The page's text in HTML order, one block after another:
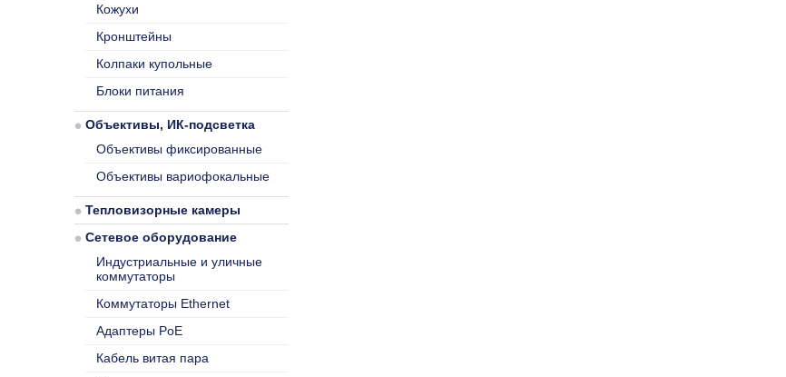
Кожухи
Кронштейны
Колпаки купольные
Блоки питания
Объективы, ИК-подсветка
Объективы фиксированные
Объективы вариофокальные
Тепловизорные камеры
Сетевое оборудование
Индустриальные и уличные
коммутаторы
Коммутаторы Ethernet
Адаптеры PoE
Кабель витая пара